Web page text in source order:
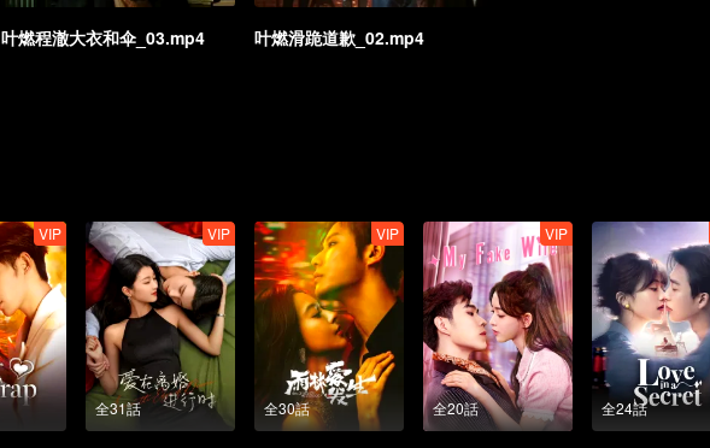
叶燃程澈大衣和伞_03.mp4 叶燃滑跪道歉_02.mp4
VIP
全31話
VIP
全30話
VIP
全20話
VIP
全24話